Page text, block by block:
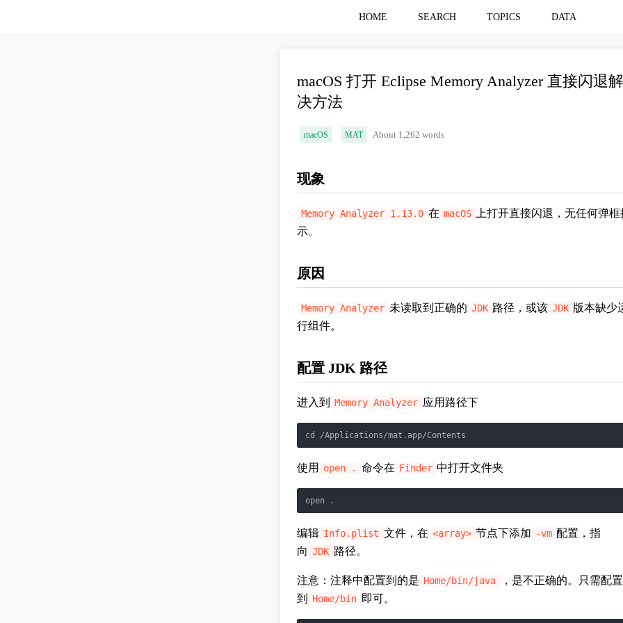
HOME SEARCH TOPICS DATA
macOS 打开 Eclipse Memory Analyzer 直接闪退解
决方法
macOS MAT About 1,262 words
现象
Memory Analyzer 1.13.0 在 macOS
上打开直接闪退，无任何弹框
示。
原因
Memory Analyzer 未读取到正确的 JDK 路径，或该 JDK 版本缺少
行组件。
配置 JDK 路径
进入到 Memory Analyzer 应用路径下
cd /Applications/mat.app/Contents
使用 open . 命令在 Finder 中打开文件夹
open .
编辑 Info.plist 文件，在 <array> 节点下添加 -vm 配置，指
向 JDK 路径。
注意：注释中配置到的是 Home/bin/java
，是不正确的。只需配置
到
Home/bin 即可。